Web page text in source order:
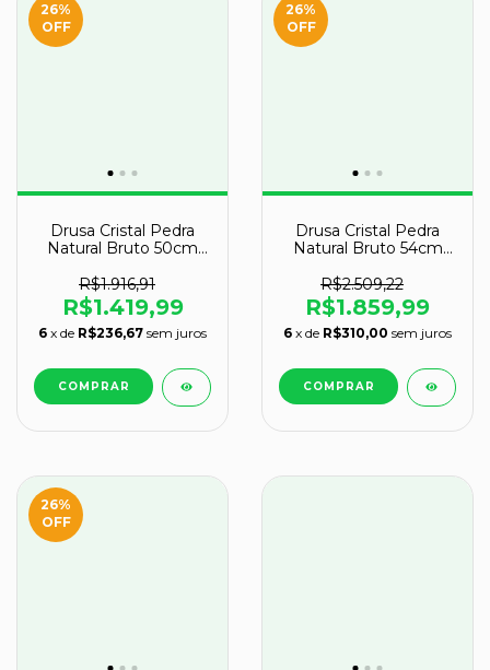
26%
OFF
Drusa Cristal Pedra
Natural Bruto 50cm
R$1.916,91
R$1.419,99
6 x de R$236,67 sem juros
26%
OFF
Drusa Cristal Pedra
Natural Bruto 54cm
R$2.509,22
R$1.859,99
6 x de R$310,00 sem juros
26%
OFF